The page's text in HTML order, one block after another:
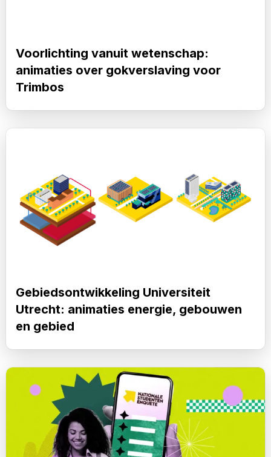
Voorlichting vanuit wetenschap:
animaties over gokverslaving voor
Trimbos
Trimbos
Gebiedsontwikkeling Universiteit
Utrecht: animaties energie, gebouwen
en gebied
Gebiedsontwikkeling
Universiteit
Utrecht:
animaties
gebied
Lees
meer
Campagne: